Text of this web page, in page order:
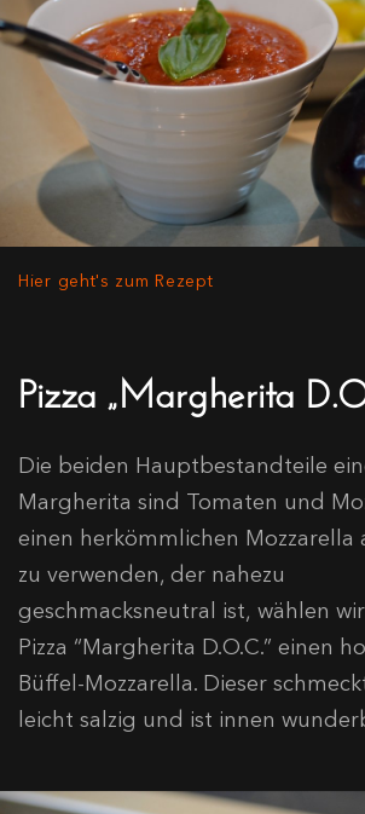
Hier geht's zum Rezept
Pizza „Margherita
Die beiden Hauptbestandteile
Margherita sind Tomaten und
einen herkömmlichen Mozzarella
zu verwenden, der nahezu
geschmacksneutral ist, wählen
Pizza “Margherita D.O.C.” einen
Büffel-Mozzarella. Dieser
leicht salzig und ist innen